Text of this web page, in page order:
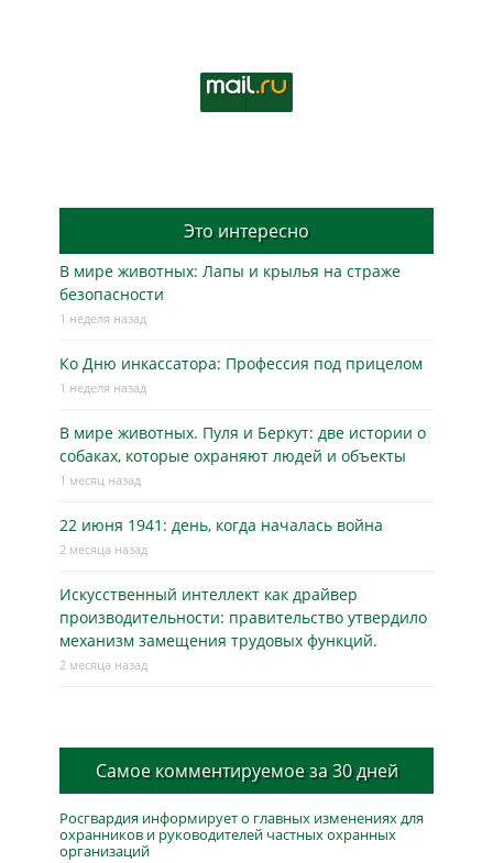
Это интересно
В мире животных: Лапы и крылья на страже
безопасности
1 неделя назад
Ко Дню инкассатора: Профессия под прицелом
1 неделя назад
В мире животных. Пуля и Беркут: две истории о
собаках, которые охраняют людей и объекты
1 месяц назад
22 июня 1941: день, когда началась война
2 месяца назад
Искусственный интеллект как драйвер
производительности: правительство утвердило
механизм замещения трудовых функций.
2 месяца назад
Самое комментируемое за 30 дней
Росгвардия информирует о главных изменениях для
охранников и руководителей частных охранных
организаций